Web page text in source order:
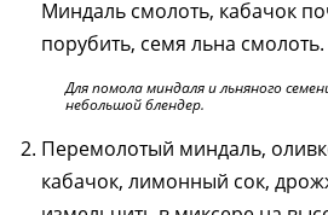
Миндаль смолоть, кабачок
порубить, семя льна смолоть.
Для помола миндаля и льняного
небольшой блендер.
Перемолотый миндаль,
кабачок, лимонный сок,